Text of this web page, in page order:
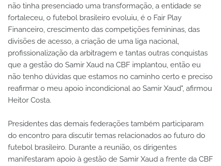
não tinha presenciado uma transformação, a entidade se
fortaleceu, o futebol brasileiro evoluiu, é o Fair Play
Financeiro, crescimento das competições femininas, das
divisões de acesso, a criação de uma liga nacional,
profissionalização da arbitragem e tantas outras conquistas
que a gestão do Samir Xaud na CBF implantou, então eu
não tenho dúvidas que estamos no caminho certo e preciso
reafirmar o meu apoio incondicional ao Samir Xaud", afirmou
Heitor Costa.
Presidentes das demais federações também participaram
do encontro para discutir temas relacionados ao futuro do
futebol brasileiro. Durante a reunião, os dirigentes
manifestaram apoio à gestão de Samir Xaud a frente da CBF